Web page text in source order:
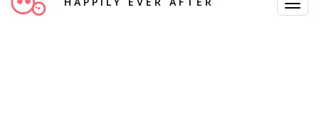
Toggle